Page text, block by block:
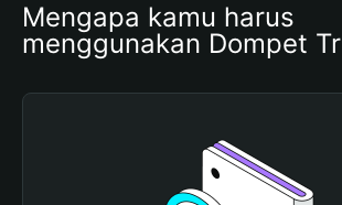
Mengapa kamu harus
menggunakan Dompet